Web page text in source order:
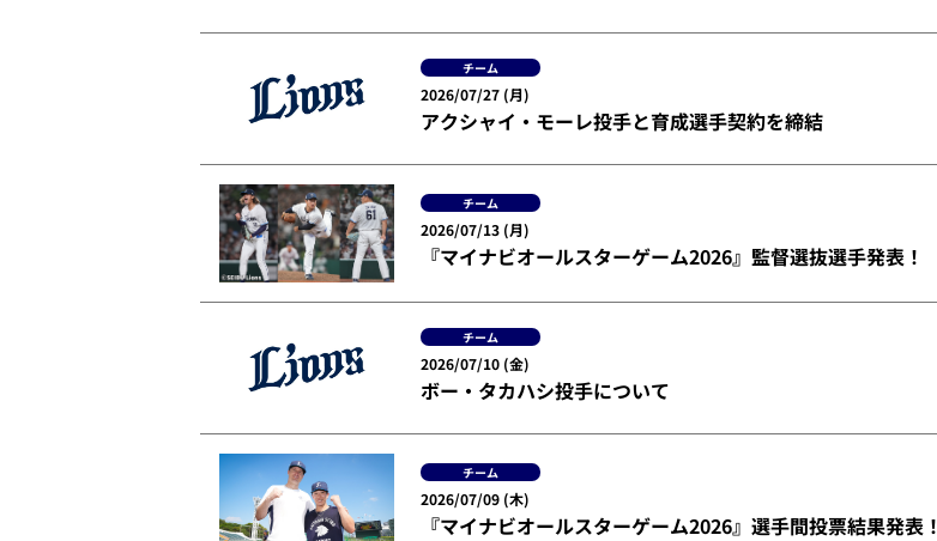
チーム
2026/07/27 (月)
アクシャイ・モーレ投手と育成選手契約を締結
チーム
2026/07/13 (月)
『マイナビオールスターゲーム2026』監督選抜選手発表！
チーム
2026/07/10 (金)
ボー・タカハシ投手について
チーム
2026/07/09 (木)
『マイナビオールスターゲーム2026』選手間投票結果発表！